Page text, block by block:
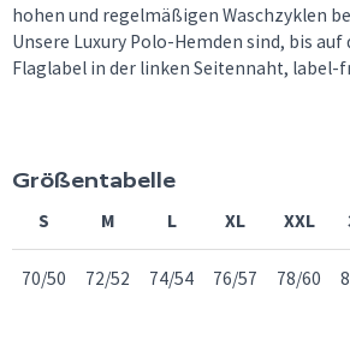
hohen und regelmäßigen Waschzyklen
Unsere Luxury Polo-Hemden sind, bis auf
Flaglabel in der linken Seitennaht, label-
Größentabelle
S M L XL XXL
70/50 72/52 74/54 76/57 78/60